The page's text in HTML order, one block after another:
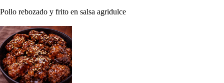
Pollo rebozado y frito en salsa agridulce